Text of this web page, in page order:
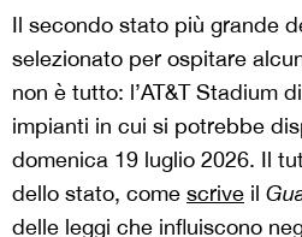
Il secondo stato più grande
selezionato per ospitare
non è tutto: l’AT&T Stadium
impianti in cui si potrebbe
domenica 19 luglio 2026. Il
dello stato, come scrive il
delle leggi che influiscono